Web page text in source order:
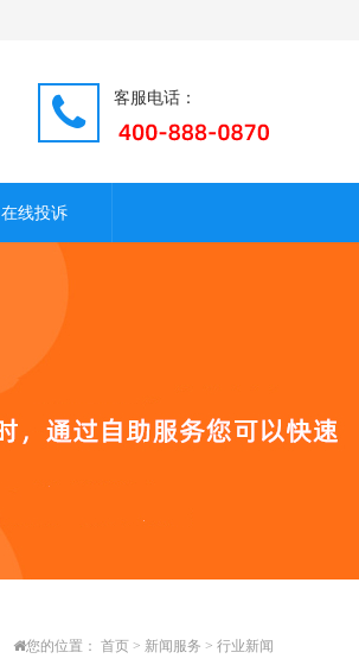
客服电话：
在线投诉
您的位置： 首页 > 新闻服务 > 行业新闻